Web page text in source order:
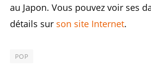
au Japon. Vous pouvez voir ses
détails sur son site Internet.
POP